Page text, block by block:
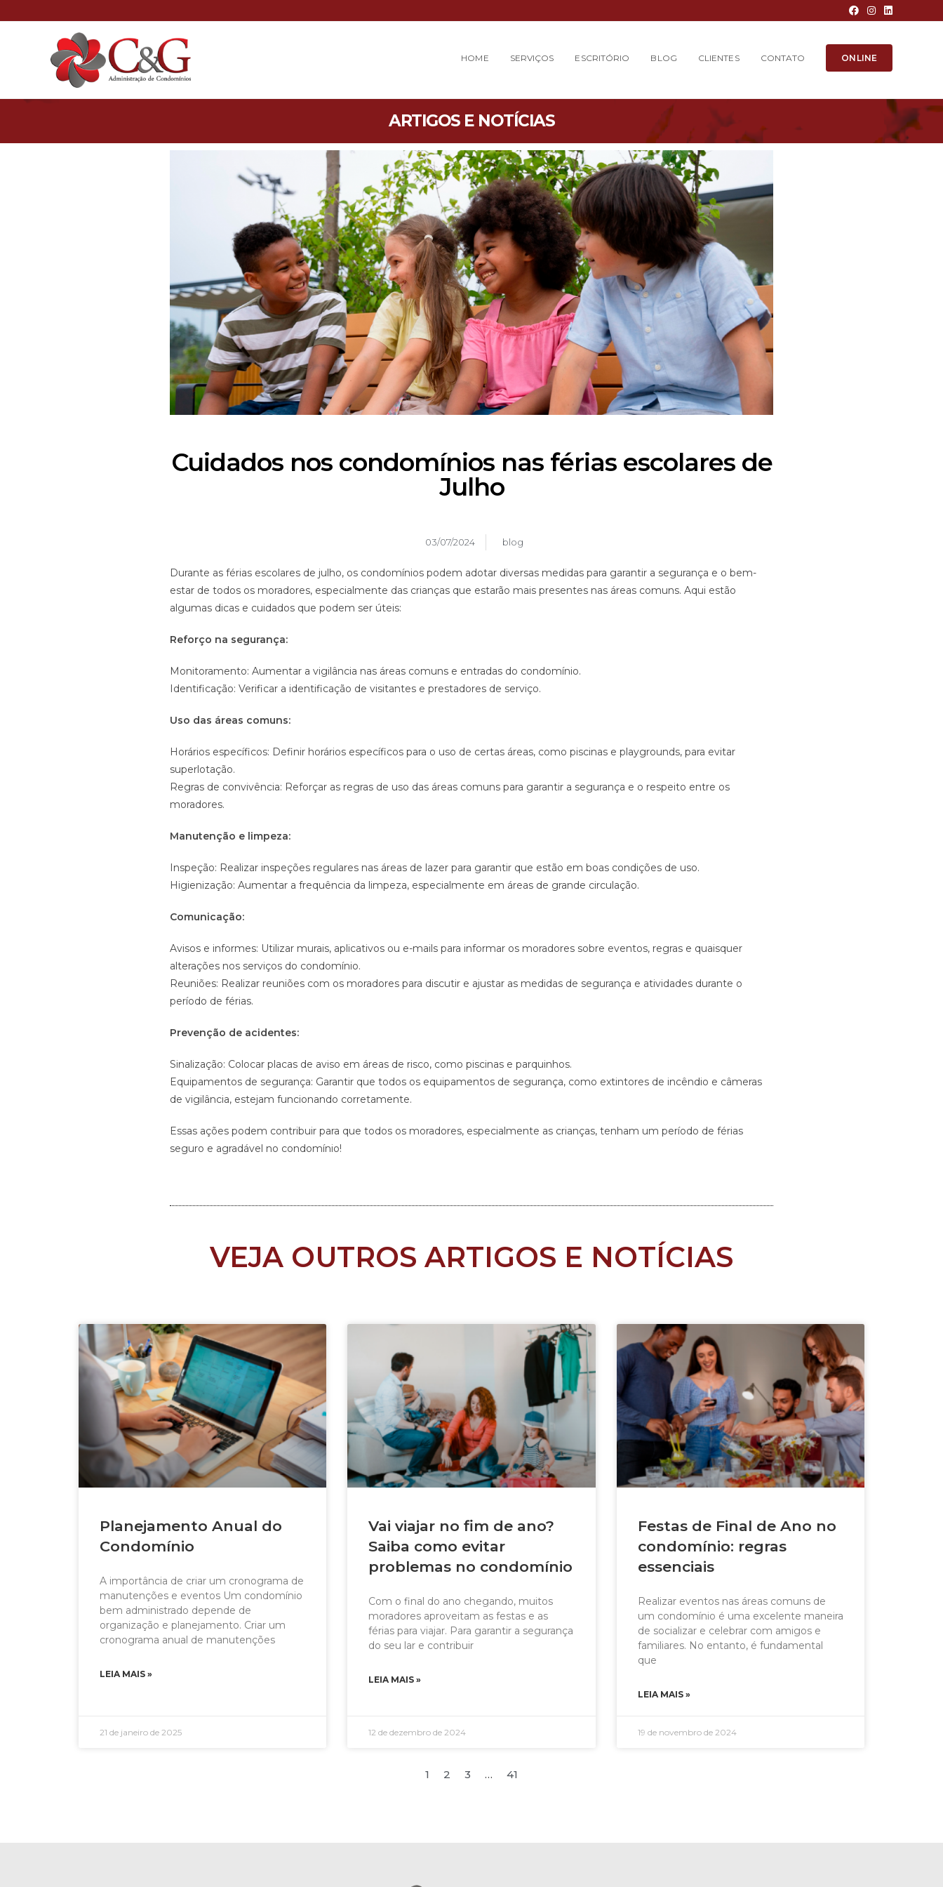
HOME SERVIÇOS ESCRITÓRIO BLOG CLIENTES CONTATO ONLINE
ARTIGOS E NOTÍCIAS
Cuidados nos condomínios nas férias escolares de
Julho
03/07/2024 blog
Durante as férias escolares de julho, os condomínios podem adotar diversas medidas para garantir a segurança e o bem-
estar de todos os moradores, especialmente das crianças que estarão mais presentes nas áreas comuns. Aqui estão
algumas dicas e cuidados que podem ser úteis:
Reforço na segurança:
Monitoramento: Aumentar a vigilância nas áreas comuns e entradas do condomínio.
Identificação: Verificar a identificação de visitantes e prestadores de serviço.
Uso das áreas comuns:
Horários específicos: Definir horários específicos para o uso de certas áreas, como piscinas e playgrounds, para evitar
superlotação.
Regras de convivência: Reforçar as regras de uso das áreas comuns para garantir a segurança e o respeito entre os
moradores.
Manutenção e limpeza:
Inspeção: Realizar inspeções regulares nas áreas de lazer para garantir que estão em boas condições de uso.
Higienização: Aumentar a frequência da limpeza, especialmente em áreas de grande circulação.
Comunicação:
Avisos e informes: Utilizar murais, aplicativos ou e-mails para informar os moradores sobre eventos, regras e quaisquer
alterações nos serviços do condomínio.
Reuniões: Realizar reuniões com os moradores para discutir e ajustar as medidas de segurança e atividades durante o
período de férias.
Prevenção de acidentes:
Sinalização: Colocar placas de aviso em áreas de risco, como piscinas e parquinhos.
Equipamentos de segurança: Garantir que todos os equipamentos de segurança, como extintores de incêndio e câmeras
de vigilância, estejam funcionando corretamente.
Essas ações podem contribuir para que todos os moradores, especialmente as crianças, tenham um período de férias
seguro e agradável no condomínio!
VEJA OUTROS ARTIGOS E NOTÍCIAS
Planejamento Anual do
Condomínio
A importância de criar um cronograma de
manutenções e eventos Um condomínio
bem administrado depende de
organização e planejamento. Criar um
cronograma anual de manutenções
LEIA MAIS »
21 de janeiro de 2025
Vai viajar no fim de ano?
Saiba como evitar
problemas no condomínio
Com o final do ano chegando, muitos
moradores aproveitam as festas e as
férias para viajar. Para garantir a segurança
do seu lar e contribuir
LEIA MAIS »
12 de dezembro de 2024
Festas de Final de Ano no
condomínio: regras
essenciais
Realizar eventos nas áreas comuns de
um condomínio é uma excelente maneira
de socializar e celebrar com amigos e
familiares. No entanto, é fundamental
que
LEIA MAIS »
19 de novembro de 2024
1 2 3 … 41